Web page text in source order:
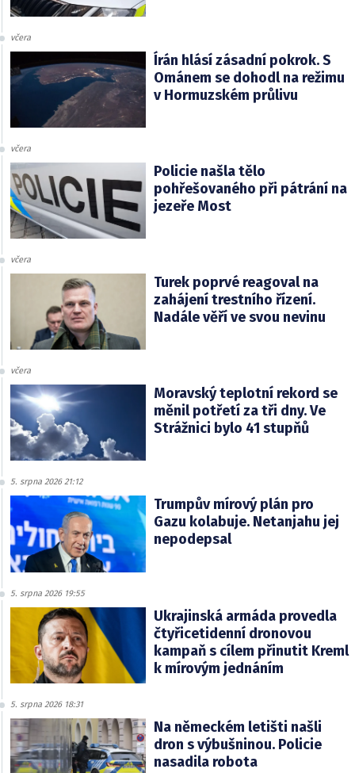
včera
Írán hlásí zásadní pokrok. S
Ománem se dohodl na režimu
v Hormuzském průlivu
včera
Policie našla tělo
pohřešovaného při pátrání na
jezeře Most
včera
Turek poprvé reagoval na
zahájení trestního řízení.
Nadále věří ve svou nevinu
včera
Moravský teplotní rekord se
měnil potřetí za tři dny. Ve
Strážnici bylo 41 stupňů
5. srpna 2026 21:12
Trumpův mírový plán pro
Gazu kolabuje. Netanjahu jej
nepodepsal
5. srpna 2026 19:55
Ukrajinská armáda provedla
čtyřicetidenní dronovou
kampaň s cílem přinutit Kreml
k mírovým jednáním
5. srpna 2026 18:31
Na německém letišti našli
dron s výbušninou. Policie
nasadila robota